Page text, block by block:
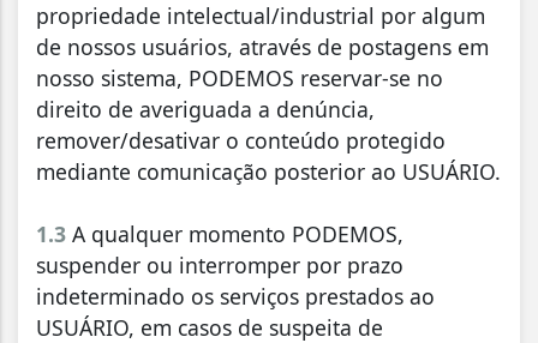
propriedade intelectual/industrial por algum
de nossos usuários, através de postagens em
nosso sistema, PODEMOS reservar-se no
direito de averiguada a denúncia,
remover/desativar o conteúdo protegido
mediante comunicação posterior ao USUÁRIO.
1.3 A qualquer momento PODEMOS,
suspender ou interromper por prazo
indeterminado os serviços prestados ao
USUÁRIO, em casos de suspeita de